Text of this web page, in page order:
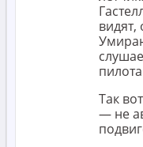
видят,
Так
— не